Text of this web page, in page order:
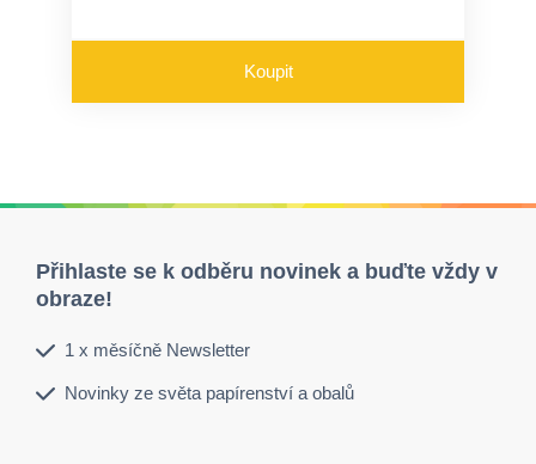
Koupit
Přihlaste se k odběru novinek a buďte vždy v
obraze!
1 x měsíčně Newsletter
Novinky ze světa papírenství a obalů